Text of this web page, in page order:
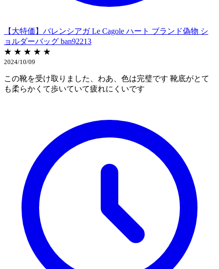
【大特価】バレンシアガ Le Cagole ハート ブランド偽物 シ
ョルダーバッグ ban92213
★ ★ ★ ★ ★
2024/10/09
この靴を受け取りました、わあ、色は完璧です 靴底がとて
も柔らかくて歩いていて疲れにくいです